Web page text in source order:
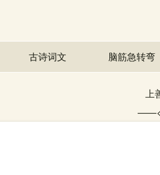
古诗词文 脑筋急转弯
上
——